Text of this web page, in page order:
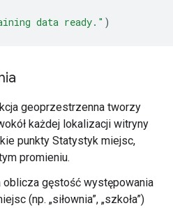
data ready." )
geoprzestrzenna tworzy
każdej lokalizacji witryny
punkty Statystyk miejsc,
promieniu.
oblicza gęstość występowania
(np. „siłownia”, „szkoła”)